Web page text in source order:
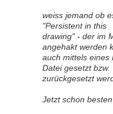
weiss jemand ob
"Persistent in this
drawing" - der im
angehakt werden
auch mittels eines
Datei gesetzt bzw.
zurückgesetzt
Jetzt schon